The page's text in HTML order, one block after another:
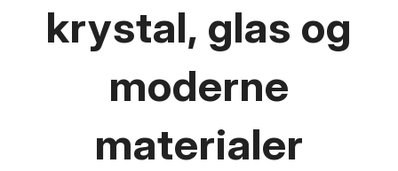
krystal, glas og
moderne
materialer